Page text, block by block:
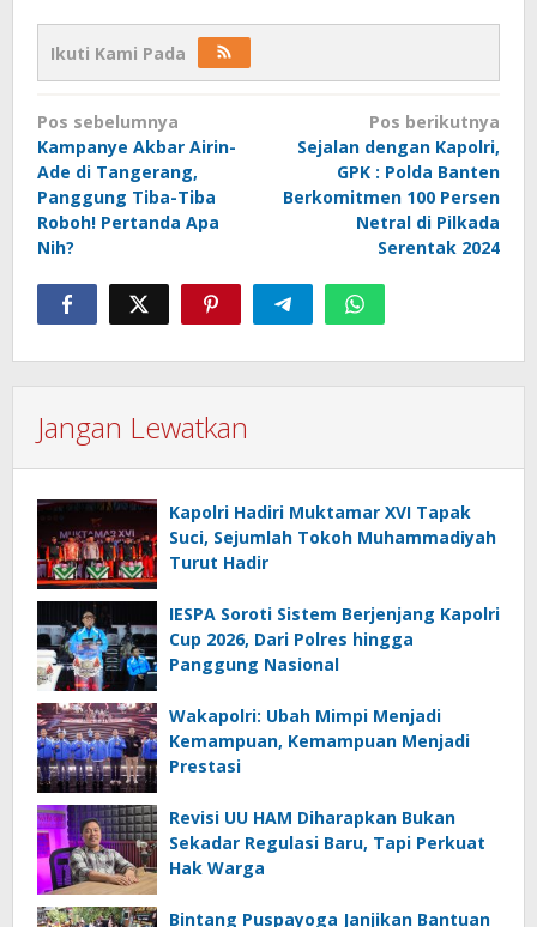
Ikuti Kami Pada
Navigasi
pos
Pos sebelumnya
Kampanye Akbar Airin-
Ade di Tangerang,
Panggung Tiba-Tiba
Roboh! Pertanda Apa
Nih?
Pos berikutnya
Sejalan dengan Kapolri,
GPK : Polda Banten
Berkomitmen 100 Persen
Netral di Pilkada
Serentak 2024
Jangan Lewatkan
Kapolri Hadiri Muktamar XVI Tapak
Suci, Sejumlah Tokoh Muhammadiyah
Turut Hadir
IESPA Soroti Sistem Berjenjang Kapolri
Cup 2026, Dari Polres hingga
Panggung Nasional
Wakapolri: Ubah Mimpi Menjadi
Kemampuan, Kemampuan Menjadi
Prestasi
Revisi UU HAM Diharapkan Bukan
Sekadar Regulasi Baru, Tapi Perkuat
Hak Warga
Bintang Puspayoga Janjikan Bantuan